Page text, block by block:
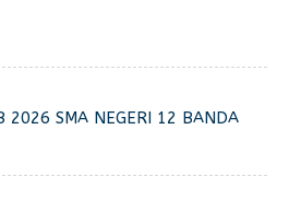
2026 SMA NEGERI 12 BANDA